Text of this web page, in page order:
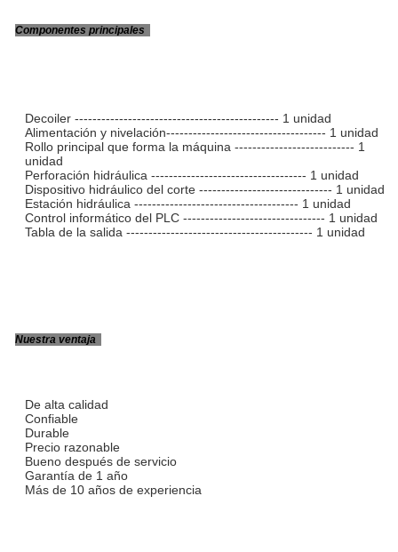
Componentes principales
Decoiler ---------------------------------------------- 1 unidad
Alimentación y nivelación------------------------------------ 1 unidad
Rollo principal que forma la máquina --------------------------- 1
unidad
Perforación hidráulica ----------------------------------- 1 unidad
Dispositivo hidráulico del corte ------------------------------ 1 unidad
Estación hidráulica ------------------------------------- 1 unidad
Control informático del PLC -------------------------------- 1 unidad
Tabla de la salida ------------------------------------------ 1 unidad
Nuestra ventaja
De alta calidad
Confiable
Durable
Precio razonable
Bueno después de servicio
Garantía de 1 año
Más de 10 años de experiencia